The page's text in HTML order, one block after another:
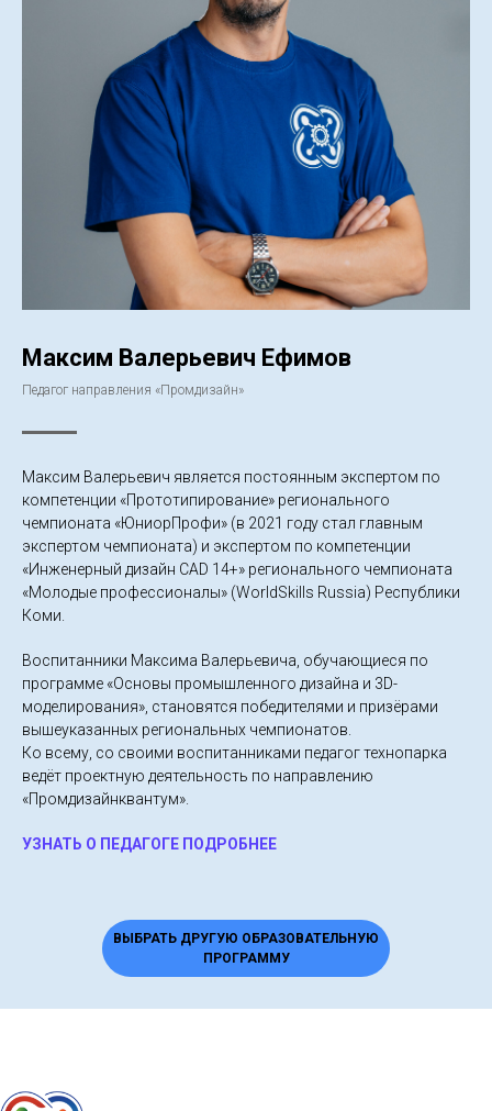
Максим Валерьевич Ефимов
Педагог направления «Промдизайн»
Максим Валерьевич является постоянным экспертом по
компетенции «Прототипирование» регионального
чемпионата «ЮниорПрофи» (в 2021 году стал главным
экспертом чемпионата) и экспертом по компетенции
«Инженерный дизайн CAD 14+» регионального чемпионата
«Молодые профессионалы» (WorldSkills Russia) Республики
Коми.
Воспитанники Максима Валерьевича, обучающиеся по
программе «Основы промышленного дизайна и 3D-
моделирования», становятся победителями и призёрами
вышеуказанных региональных чемпионатов.
Ко всему, со своими воспитанниками педагог технопарка
ведёт проектную деятельность по направлению
«Промдизайнквантум».
УЗНАТЬ О ПЕДАГОГЕ ПОДРОБНЕЕ
ВЫБРАТЬ ДРУГУЮ ОБРАЗОВАТЕЛЬНУЮ
ПРОГРАММУ